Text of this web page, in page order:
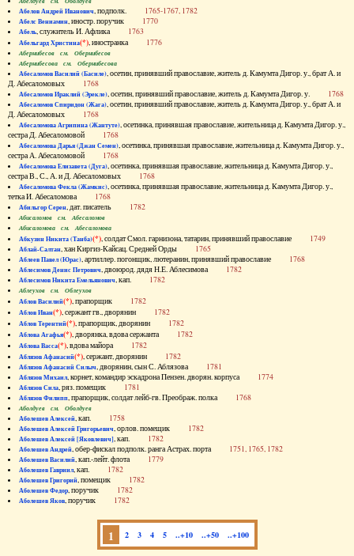
Абелов Андрей Иванович, подполк. 1765-1767, 1782
Абелс Вениамин, иностр. поручик 1770
Абель, служитель И. Афлика 1763
Абельгард Христина(*), иностранка 1776
Абернибесов см. Обернибесов
Абернибесова см. Обернибесова
Абесаломов Василий (Басиле), осетин, принявший православие, житель д. Камумта Дигор. у., брат А. и
Д. Абесаломовых 1768
Абесаломов Ираклий (Эрекле), осетин, принявший православие, житель д. Камумта Дигор. у. 1768
Абесаломов Спиридон (Жага), осетин, принявший православие, житель д. Камумта Дигор. у., брат А. и
Д. Абесаломовых 1768
Абесаломова Агрипина (Жантуте), осетинка, принявшая православие, жительница д. Камумта Дигор. у.,
сестра Д. Абесаломовой 1768
Абесаломова Дарья (Джан Семен), осетинка, принявшая православие, жительница д. Камумта Дигор. у.,
сестра А. Абесаломовой 1768
Абесаломова Елизавета (Дуга), осетинка, принявшая православие, жительница д. Камумта Дигор. у.,
сестра В., С., А. и Д. Абесаломовых 1768
Абесаломова Фекла (Жамкис), осетинка, принявшая православие, жительница д. Камумта Дигор. у.,
тетка И. Абесаломова 1768
Абильгор Серен, дат. писатель 1782
Абисаломов см. Абесаломов
Абисаломова см. Абесаломова
Абкузин Никита (Танба)(*), солдат Смол. гарнизона, татарин, принявший православие 1749
Аблай-Салтан, хан Киргиз-Кайсац. Средней Орды 1765
Аблеев Павел (Юрас), артиллер. погонщик, лютеранин, принявший православие 1768
Аблесимов Денис Петрович, двоюрод. дядя Н.Е. Аблесимова 1782
Аблесимов Никита Емельянович, кап. 1782
Аблеухов см. Облеухов
Аблов Василий(*), прапорщик 1782
Аблов Иван(*), сержант гв., дворянин 1782
Аблов Терентий(*), прапорщик, дворянин 1782
Аблова Агафья(*), дворянка, вдова сержанта 1782
Аблова Васса(*), вдова майора 1782
Аблязов Афанасий(*), сержант, дворянин 1782
Аблязов Афанасий Силыч, дворянин, сын С. Аблязова 1781
Аблязов Михаил, корнет, командир эскадрона Пензен. дворян. корпуса 1774
Аблязов Сила, ряз. помещик 1781
Аблязов Филипп, прапорщик, солдат лейб-гв. Преображ. полка 1768
Аболдуев см. Оболдуев
Аболешев Алексей, кап. 1758
Аболешев Алексей Григорьевич, орлов. помещик 1782
Аболешев Алексей [Яковлевич], кап. 1782
Аболешев Андрей, обер-фискал подполк. ранга Астрах. порта 1751, 1765, 1782
Аболешев Василий, кап.-лейт. флота 1779
Аболешев Гавриил, кап. 1782
Аболешев Григорий, помещик 1782
Аболешев Федор, поручик 1782
Аболешев Яков, поручик 1782
1 2 3 4 5 ..+10 ..+50 ..+100